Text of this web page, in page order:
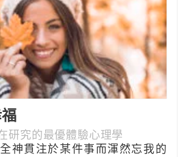
研究的最優體驗心理學
神貫注於某件事而渾然忘我的